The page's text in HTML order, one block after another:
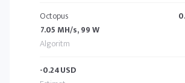
Octopus
7.05 MH/s, 99 W
-0.24USD